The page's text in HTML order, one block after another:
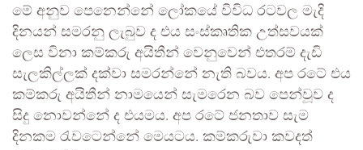
මේ අනුව පෙනෙන්නේ ලෝකයේ විවිධ රටවල මැදි
දිනයන් සමරනු ලැබුව ද එය සංස්කෘතික උත්සවයක්
ලෙස විනා කම්කරු අයිතීන් වෙනුවෙන් එතරම් දැඩි
සැලකිල්ලක් දක්වා සමරන්නේ නැති බවය. අප රටේ එය
කම්කරු අයිතීන් නාමයෙන් සැමරෙන බව පෙන්වූව ද
සිදු නොවන්නේ ද එයමය. අප රටේ ජනතාව සැම
දිනකම රැවටෙන්නේ මෙයටය. කම්කරුවා කවදත්